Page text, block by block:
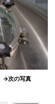
→次の写真